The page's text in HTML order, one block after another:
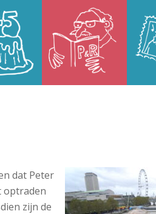
dat Peter
optraden
zijn de